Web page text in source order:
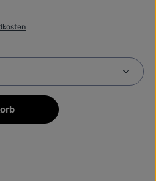
gewünschten Wert ein